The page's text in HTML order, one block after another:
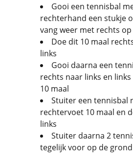
Gooi een tennisbal
rechterhand een stukje
vang weer met rechts op
Doe dit 10 maal
links
Gooi daarna een
rechts naar links en
10 maal
Stuiter een tennisbal
rechtervoet 10 maal en
links
Stuiter daarna 2
tegelijk voor op de